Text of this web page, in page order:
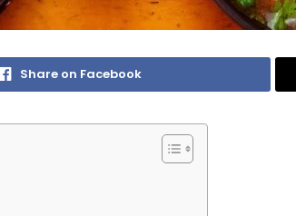
Share on Facebook